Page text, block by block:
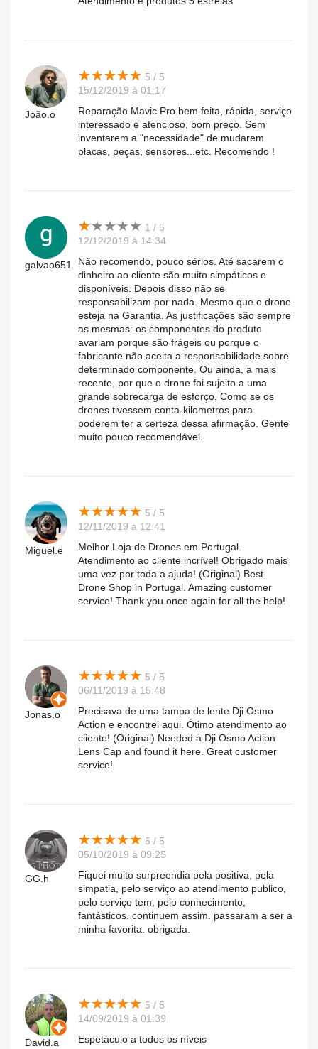
João.o
★★★★★
★★★★★ 5 / 5
15/12/2019 à 01:17
Reparação Mavic Pro bem feita, rápida, serviço
interessado e atencioso, bom preço. Sem
inventarem a "necessidade" de mudarem
placas, peças, sensores...etc. Recomendo !
galvao651.
★★★★★
★★★★★ 1 / 5
12/12/2019 à 14:34
Não recomendo, pouco sérios. Até sacarem o
dinheiro ao cliente são muito simpáticos e
disponíveis. Depois disso não se
responsabilizam por nada. Mesmo que o drone
esteja na Garantia. As justificaçôes são sempre
as mesmas: os componentes do produto
avariam porque são frágeis ou porque o
fabricante não aceita a responsabilidade sobre
determinado componente. Ou ainda, a mais
recente, por que o drone foi sujeito a uma
grande sobrecarga de esforço. Como se os
drones tivessem conta-kilometros para
poderem ter a certeza dessa afirmação. Gente
muito pouco recomendável.
Miguel.e
★★★★★
★★★★★ 5 / 5
12/11/2019 à 12:41
Melhor Loja de Drones em Portugal.
Atendimento ao cliente incrível! Obrigado mais
uma vez por toda a ajuda! (Original) Best
Drone Shop in Portugal. Amazing customer
service! Thank you once again for all the help!
Jonas.o
★★★★★
★★★★★ 5 / 5
06/11/2019 à 15:48
Precisava de uma tampa de lente Dji Osmo
Action e encontrei aqui. Ótimo atendimento ao
cliente! (Original) Needed a Dji Osmo Action
Lens Cap and found it here. Great customer
service!
GG.h
★★★★★
★★★★★ 5 / 5
05/10/2019 à 09:25
Fiquei muito surpreendia pela positiva, pela
simpatia, pelo serviço ao atendimento publico,
pelo serviço tem, pelo conhecimento,
fantásticos. continuem assim. passaram a ser a
minha favorita. obrigada.
David.a
★★★★★
★★★★★ 5 / 5
14/09/2019 à 01:39
Espetáculo a todos os níveis